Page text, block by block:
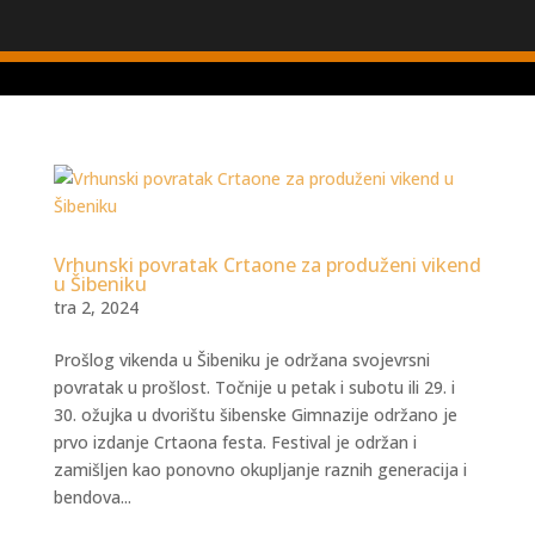
Vrhunski povratak Crtaone za produženi vikend
u Šibeniku
tra 2, 2024
Prošlog vikenda u Šibeniku je održana svojevrsni
povratak u prošlost. Točnije u petak i subotu ili 29. i
30. ožujka u dvorištu šibenske Gimnazije održano je
prvo izdanje Crtaona festa. Festival je održan i
zamišljen kao ponovno okupljanje raznih generacija i
bendova...